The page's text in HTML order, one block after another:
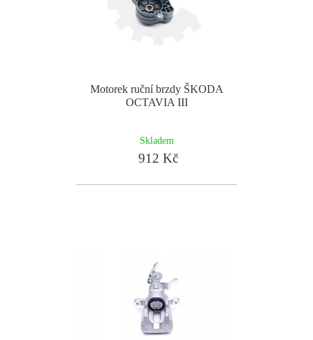
Motorek ruční brzdy ŠKODA
OCTAVIA III
Skladem
912 Kč